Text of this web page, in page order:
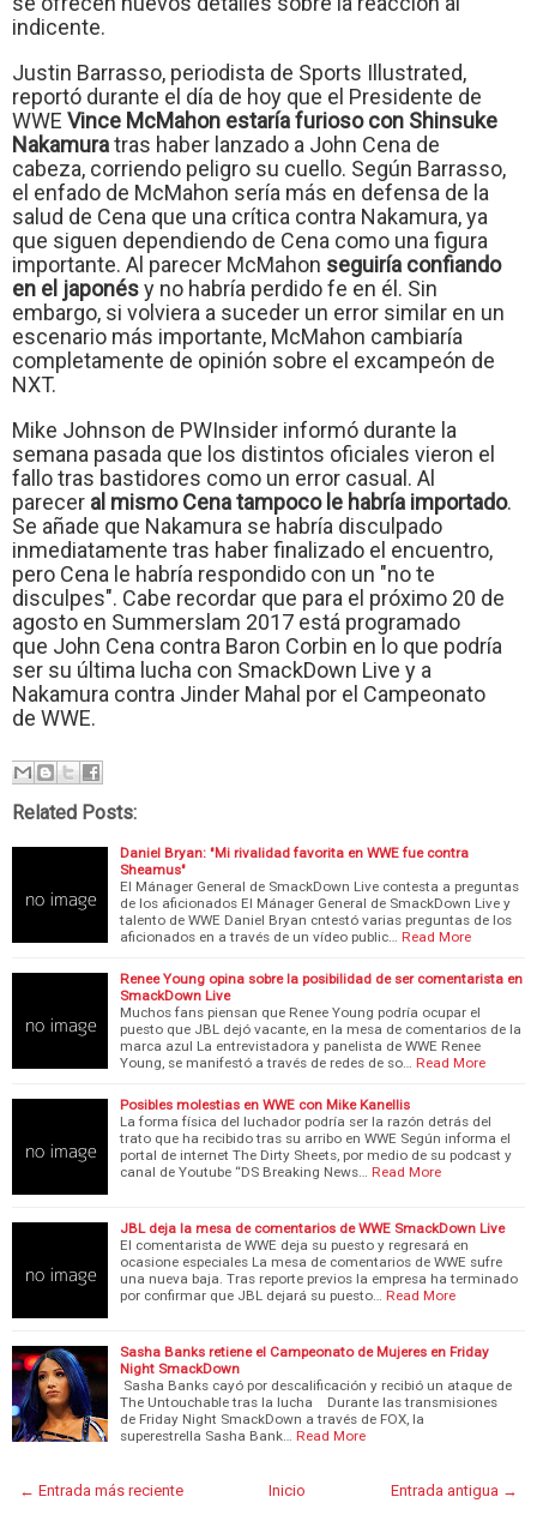
indicente.
Justin Barrasso, periodista de Sports Illustrated,
reportó durante el día de hoy que el Presidente de
WWE Vince McMahon estaría furioso con Shinsuke
Nakamuratras haber lanzado a John Cena de
cabeza, corriendo peligro su cuello. Según Barrasso,
el enfado de McMahon sería más en defensa de la
salud de Cena que una crítica contra Nakamura, ya
que siguen dependiendo de Cena como una figura
importante. Al parecer McMahon seguiría confiando
en el japonésy no habría perdido fe en él. Sin
embargo, si volviera a suceder un error similar en un
escenario más importante, McMahon cambiaría
completamente de opinión sobre el excampeón de
NXT.
Mike Johnson de PWInsider informó durante la
semana pasada que los distintos oficiales vieron el
fallo tras bastidores como un error casual. Al
parecer al mismo Cena tampoco le habría importado.
Se añade que Nakamura se habría disculpado
inmediatamente tras haber finalizado el encuentro,
pero Cena le habría respondido con un "no te
disculpes". Cabe recordar que para el próximo 20 de
agosto en Summerslam 2017 está programado
que John Cena contra Baron Corbin en lo que podría
ser su última lucha con SmackDown Live y a
Nakamura contra Jinder Mahal por el Campeonato
de WWE.
Related Posts:
Daniel Bryan: "Mi rivalidad favorita en WWE fue contra
Sheamus"
El Mánager General de SmackDown Live contesta a preguntas
de los aficionados El Mánager General de SmackDown Live y
talento de WWE Daniel Bryan cntestó varias preguntas de los
aficionados en a través de un vídeo public…
Read More
Renee Young opina sobre la posibilidad de ser comentarista en
SmackDown Live
Muchos fans piensan que Renee Young podría ocupar el
puesto que JBL dejó vacante, en la mesa de comentarios de la
marca azul La entrevistadora y panelista de WWE Renee
Young, se manifestó a través de redes de so…
Read More
Posibles molestias en WWE con Mike Kanellis
La forma física del luchador podría ser la razón detrás del
trato que ha recibido tras su arribo en WWE Según informa el
portal de internet The Dirty Sheets, por medio de su podcast y
canal de Youtube “DS Breaking News…
Read More
JBL deja la mesa de comentarios de WWE SmackDown Live
El comentarista de WWE deja su puesto y regresará en
ocasione especiales La mesa de comentarios de WWE sufre
una nueva baja. Tras reporte previos la empresa ha terminado
por confirmar que JBL dejará su puesto…
Read More
Sasha Banks retiene el Campeonato de Mujeres en Friday
Night SmackDown
Sasha Banks cayó por descalificación y recibió un ataque de
The Untouchable tras la lucha Durante las transmisiones
de Friday Night SmackDown a través de FOX, la
superestrella Sasha Bank…
Read More
← Entrada más reciente Entrada antigua →
Inicio